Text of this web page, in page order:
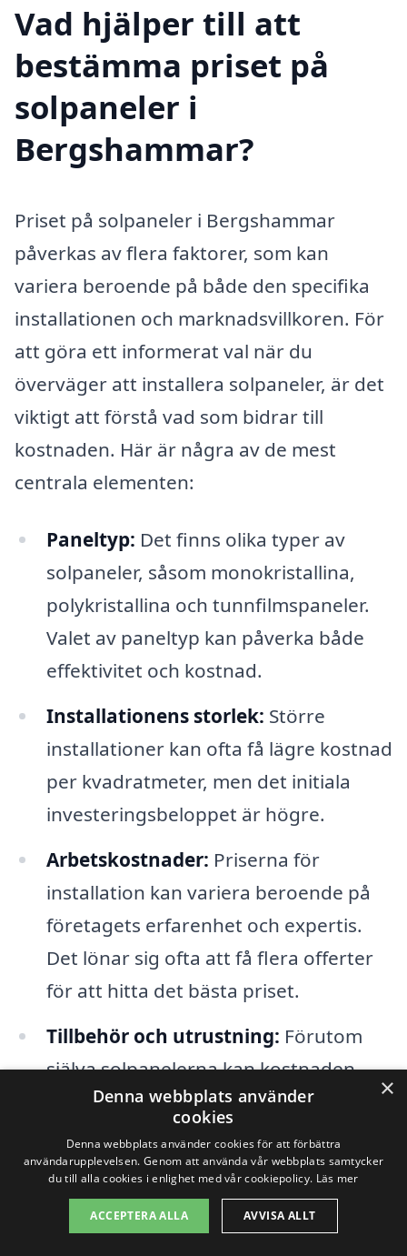
Vad hjälper till att
bestämma priset på
solpaneler i
Bergshammar?
Priset på solpaneler i Bergshammar
påverkas av flera faktorer, som kan
variera beroende på både den specifika
installationen och marknadsvillkoren. För
att göra ett informerat val när du
överväger att installera solpaneler, är det
viktigt att förstå vad som bidrar till
kostnaden. Här är några av de mest
centrala elementen:
Paneltyp: Det finns olika typer av
solpaneler, såsom monokristallina,
polykristallina och tunnfilmspaneler.
Valet av paneltyp kan påverka både
effektivitet och kostnad.
Installationens storlek: Större
installationer kan ofta få lägre kostnad
per kvadratmeter, men det initiala
investeringsbeloppet är högre.
Arbetskostnader: Priserna för
installation kan variera beroende på
företagets erfarenhet och expertis.
Det lönar sig ofta att få flera offerter
för att hitta det bästa priset.
Tillbehör och utrustning: Förutom
själva solpanelerna kan kostnaden
påverkas av annat material som
växelriktare, montering och
eventuella batterilagringssystem.
Stöd och bidrag:
Offentliga
×
Denna webbplats använder
cookies
Denna webbplats använder cookies för att förbättra
användarupplevelsen. Genom att använda vår webbplats samtycker
du till alla cookies i enlighet med vår cookiepolicy. Läs mer
ACCEPTERA ALLA AVVISA ALLT